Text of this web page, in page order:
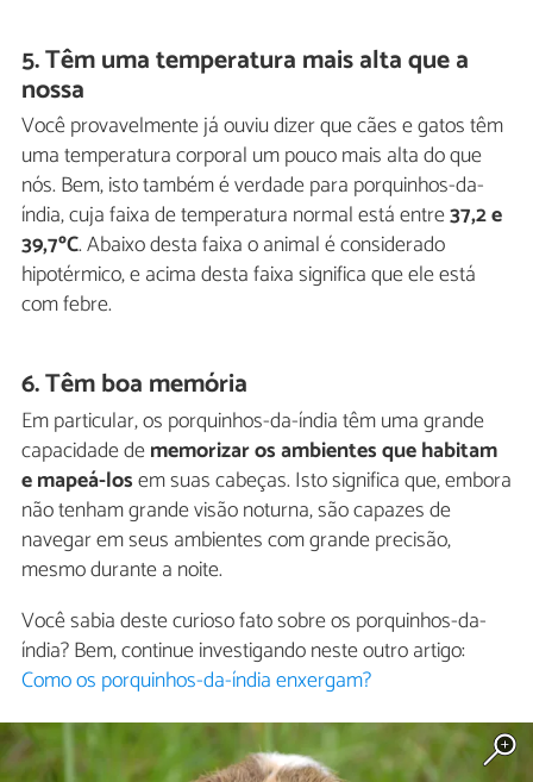
5. Têm uma temperatura mais alta que a
nossa
Você provavelmente já ouviu dizer que cães e gatos têm
uma temperatura corporal um pouco mais alta do que
nós. Bem, isto também é verdade para porquinhos-da-
índia, cuja faixa de temperatura normal está entre37,2 e
39,7ºC. Abaixo desta faixa o animal é considerado
hipotérmico, e acima desta faixa significa que ele está
com febre.
6. Têm boa memória
Em particular, os porquinhos-da-índia têm uma grande
capacidade dememorizar os ambientes que habitam
e mapeá-losem suas cabeças. Isto significa que, embora
não tenham grande visão noturna, são capazes de
navegar em seus ambientes com grande precisão,
mesmo durante a noite.
Você sabia deste curioso fato sobre os porquinhos-da-
índia? Bem, continue investigando neste outro artigo:
Como os porquinhos-da-índia enxergam?